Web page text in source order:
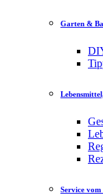
Garten &
Service